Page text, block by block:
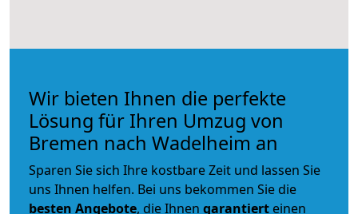
Wir bieten Ihnen die perfekte
Lösung für Ihren Umzug von
Bremen nach Wadelheim an
Sparen Sie sich Ihre kostbare Zeit und lassen Sie
uns Ihnen helfen. Bei uns bekommen Sie die
besten Angebote, die Ihnen garantiert einen